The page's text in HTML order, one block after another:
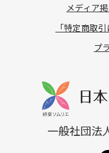
メディア
「特定商取
プ
一般社団法